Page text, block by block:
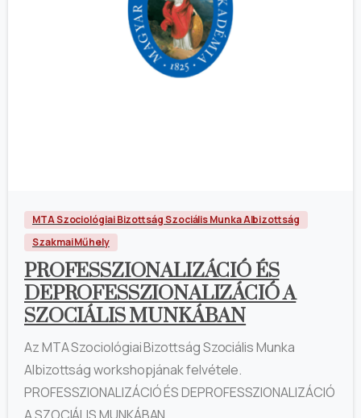
MTA Szociológiai Bizottság Szociális Munka Albizottság
Szakmai Műhely
PROFESSZIONALIZÁCIÓ ÉS
DEPROFESSZIONALIZÁCIÓ A
SZOCIÁLIS MUNKÁBAN
Az MTA Szociológiai Bizottság Szociális Munka
Albizottság workshopjának felvétele.
PROFESSZIONALIZÁCIÓ ÉS DEPROFESSZIONALIZÁCIÓ